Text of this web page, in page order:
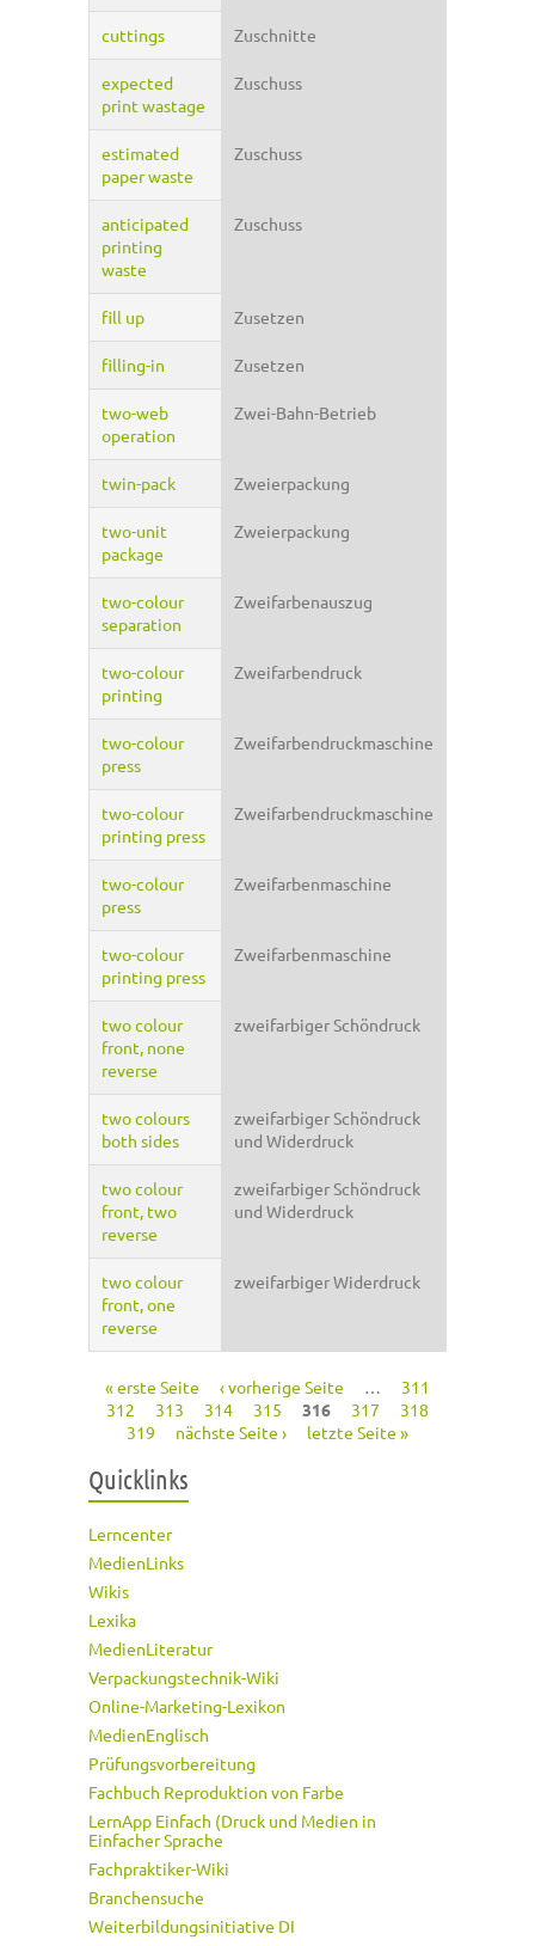
cuttings Zuschnitte
expected
print wastage
Zuschuss
estimated
paper waste
Zuschuss
anticipated
printing
waste
Zuschuss
fill up Zusetzen
filling-in Zusetzen
two-web
operation
Zwei-Bahn-Betrieb
twin-pack Zweierpackung
two-unit
package
Zweierpackung
two-colour
separation
Zweifarbenauszug
two-colour
printing
Zweifarbendruck
two-colour
press
Zweifarbendruckmaschine
two-colour
printing press
Zweifarbendruckmaschine
two-colour
press
Zweifarbenmaschine
two-colour
printing press
Zweifarbenmaschine
two colour
front, none
reverse
zweifarbiger Schöndruck
two colours
both sides
zweifarbiger Schöndruck
und Widerdruck
two colour
front, two
reverse
zweifarbiger Schöndruck
und Widerdruck
two colour
front, one
reverse
zweifarbiger Widerdruck
Seiten
« erste Seite ‹ vorherige Seite …
311
312
313 314 315 316 317
318
319
nächste Seite › letzte Seite »
Quicklinks
Lerncenter
MedienLinks
Wikis
Lexika
MedienLiteratur
Verpackungstechnik-Wiki
Online-Marketing-Lexikon
MedienEnglisch
Prüfungsvorbereitung
Fachbuch Reproduktion von Farbe
LernApp Einfach (Druck und Medien in
Einfacher Sprache
Fachpraktiker-Wiki
Branchensuche
Weiterbildungsinitiative DI